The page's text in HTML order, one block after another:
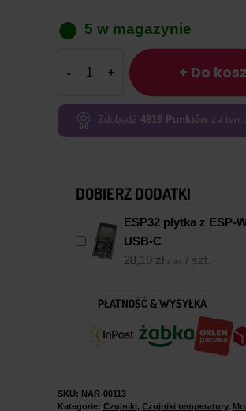
5 w magazynie
Czujnik
PT100
sonda
Przewodem
+ Do
Zdobądź 4819Punktówza ten
DOBIERZ DODATKI
ESP32 płytka z ESP-
USB-C
28,19 zł z VAT / szt.
PŁATNOŚĆ & WYSYŁKA
SKU: NAR-00113
Kategorie: Czujniki, Czujniki temperatury,